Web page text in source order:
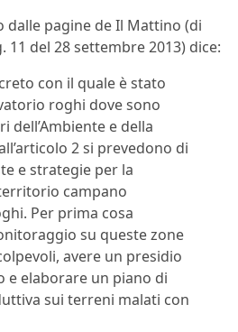
pagine de Il Mattino (di
11 del 28 settembre 2013) dice:
con il quale è stato
roghi dove sono
dell’Ambiente e della
2 si prevedono di
e strategie per la
campano
Per prima cosa
su queste zone
avere un presidio
elaborare un piano di
sui terreni malati con